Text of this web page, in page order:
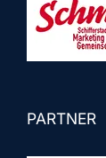
PARTNER